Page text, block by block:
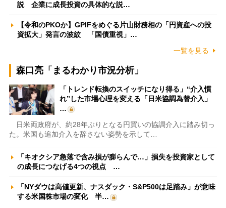
説 企業に成長投資の具体的な説…
【令和のPKOか】GPIFをめぐる片山財務相の「円資産への投
資拡大」発言の波紋 「国債重視」…
一覧を見る
森口亮「まるわかり市況分析」
「トレンド転換のスイッチになり得る」“介入慣
れ”した市場心理を変える「日米協調為替介入」
…
日米両政府が、約28年ぶりとなる円買いの協調介入に踏み切っ
た。米国も追加介入を辞さない姿勢を示して…
「キオクシア急落で含み損が膨らんで…」損失を投資家として
の成長につなげる4つの視点 …
「NYダウは高値更新、ナスダック・S&P500は足踏み」が意味
する米国株市場の変化 半…